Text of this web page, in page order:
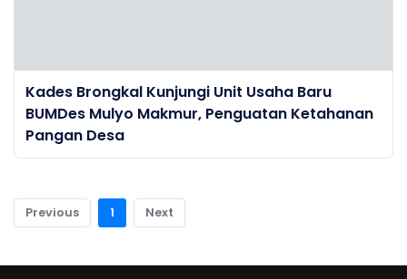
Kades Brongkal Kunjungi Unit Usaha Baru
BUMDes Mulyo Makmur, Penguatan Ketahanan
Pangan Desa
Previous 1 Next